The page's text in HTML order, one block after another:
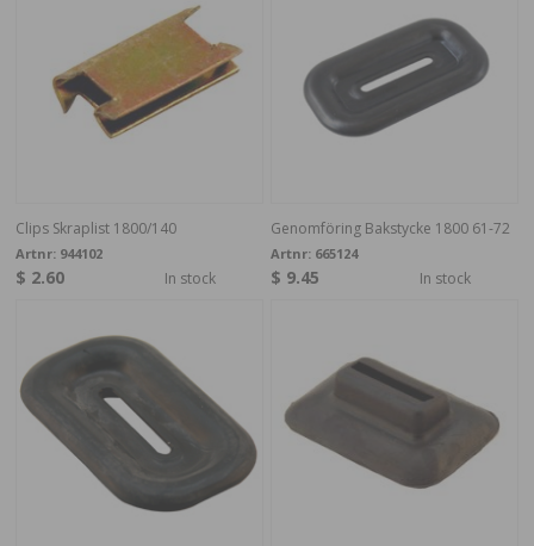
Clips Skraplist 1800/140
Artnr: 944102
$ 2.60 In stock
Genomföring Bakstycke 1800 61-72
Artnr: 665124
$ 9.45 In stock